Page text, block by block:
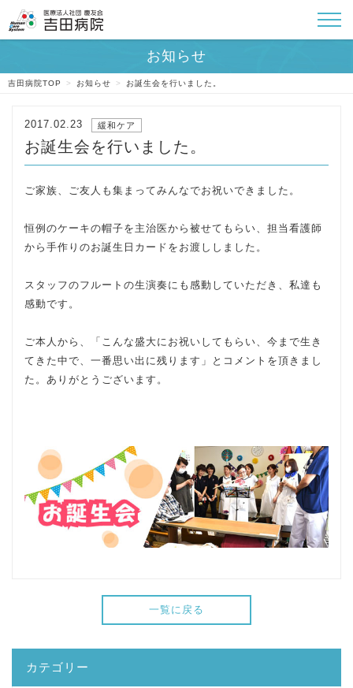
吉田病院TOP > お知らせ > お誕生会を行いました。
2017.02.23 緩和ケア
お誕生会を行いました。
ご家族、ご友人も集まってみんなでお祝いできました。
恒例のケーキの帽子を主治医から被せてもらい、担当看護師
から手作りのお誕生日カードをお渡ししました。
スタッフのフルートの生演奏にも感動していただき、私達も
感動です。
ご本人から、「こんな盛大にお祝いしてもらい、今まで生き
てきた中で、一番思い出に残ります」とコメントを頂きまし
た。ありがとうございます。
一覧に戻る
カテゴリー